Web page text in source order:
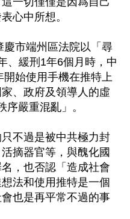
心中所想。
市端州區法院以「尋
、緩刑1年6個月時，中
始使用手機在推特上
、政府及領導人的虛
嚴重混亂」。
不過是被中共極力封
摘器官等，與醜化國
，也否認「造成社會
法和使用推特是一個
也是再平常不過的事